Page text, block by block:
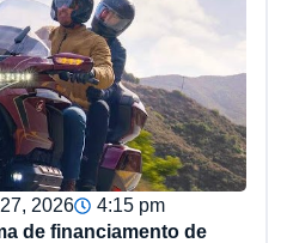
2026
4:15 pm
de financiamento de